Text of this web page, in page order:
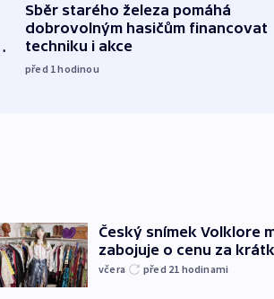
Sběr starého železa pomáhá
dobrovolným hasičům financovat
techniku i akce
před 1hodinou
Český snímek Volklore
zabojuje o cenu za
včera před 21 hodinami